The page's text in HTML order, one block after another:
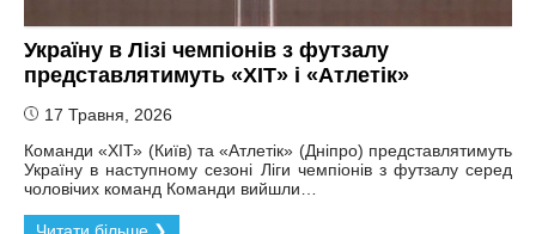
Україну в Лізі чемпіонів з футзалу
представлятимуть «ХІТ» і «Атлетік»
17 Травня, 2026
Команди «ХІТ» (Київ) та «Атлетік» (Дніпро) представлятимуть
Україну в наступному сезоні Ліги чемпіонів з футзалу серед
чоловічих команд Команди вийшли…